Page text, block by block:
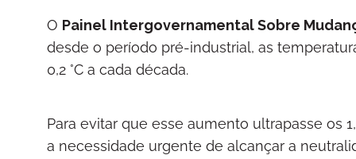
O Painel Intergovernamental Sobre
desde o período pré-industrial, as
0,2 °C a cada década.
Para evitar que esse aumento ultrapasse os
a necessidade urgente de alcançar a